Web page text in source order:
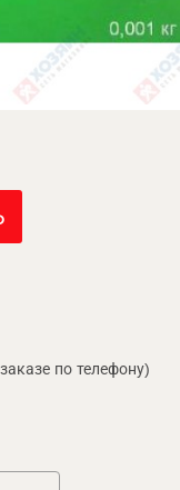
по телефону)